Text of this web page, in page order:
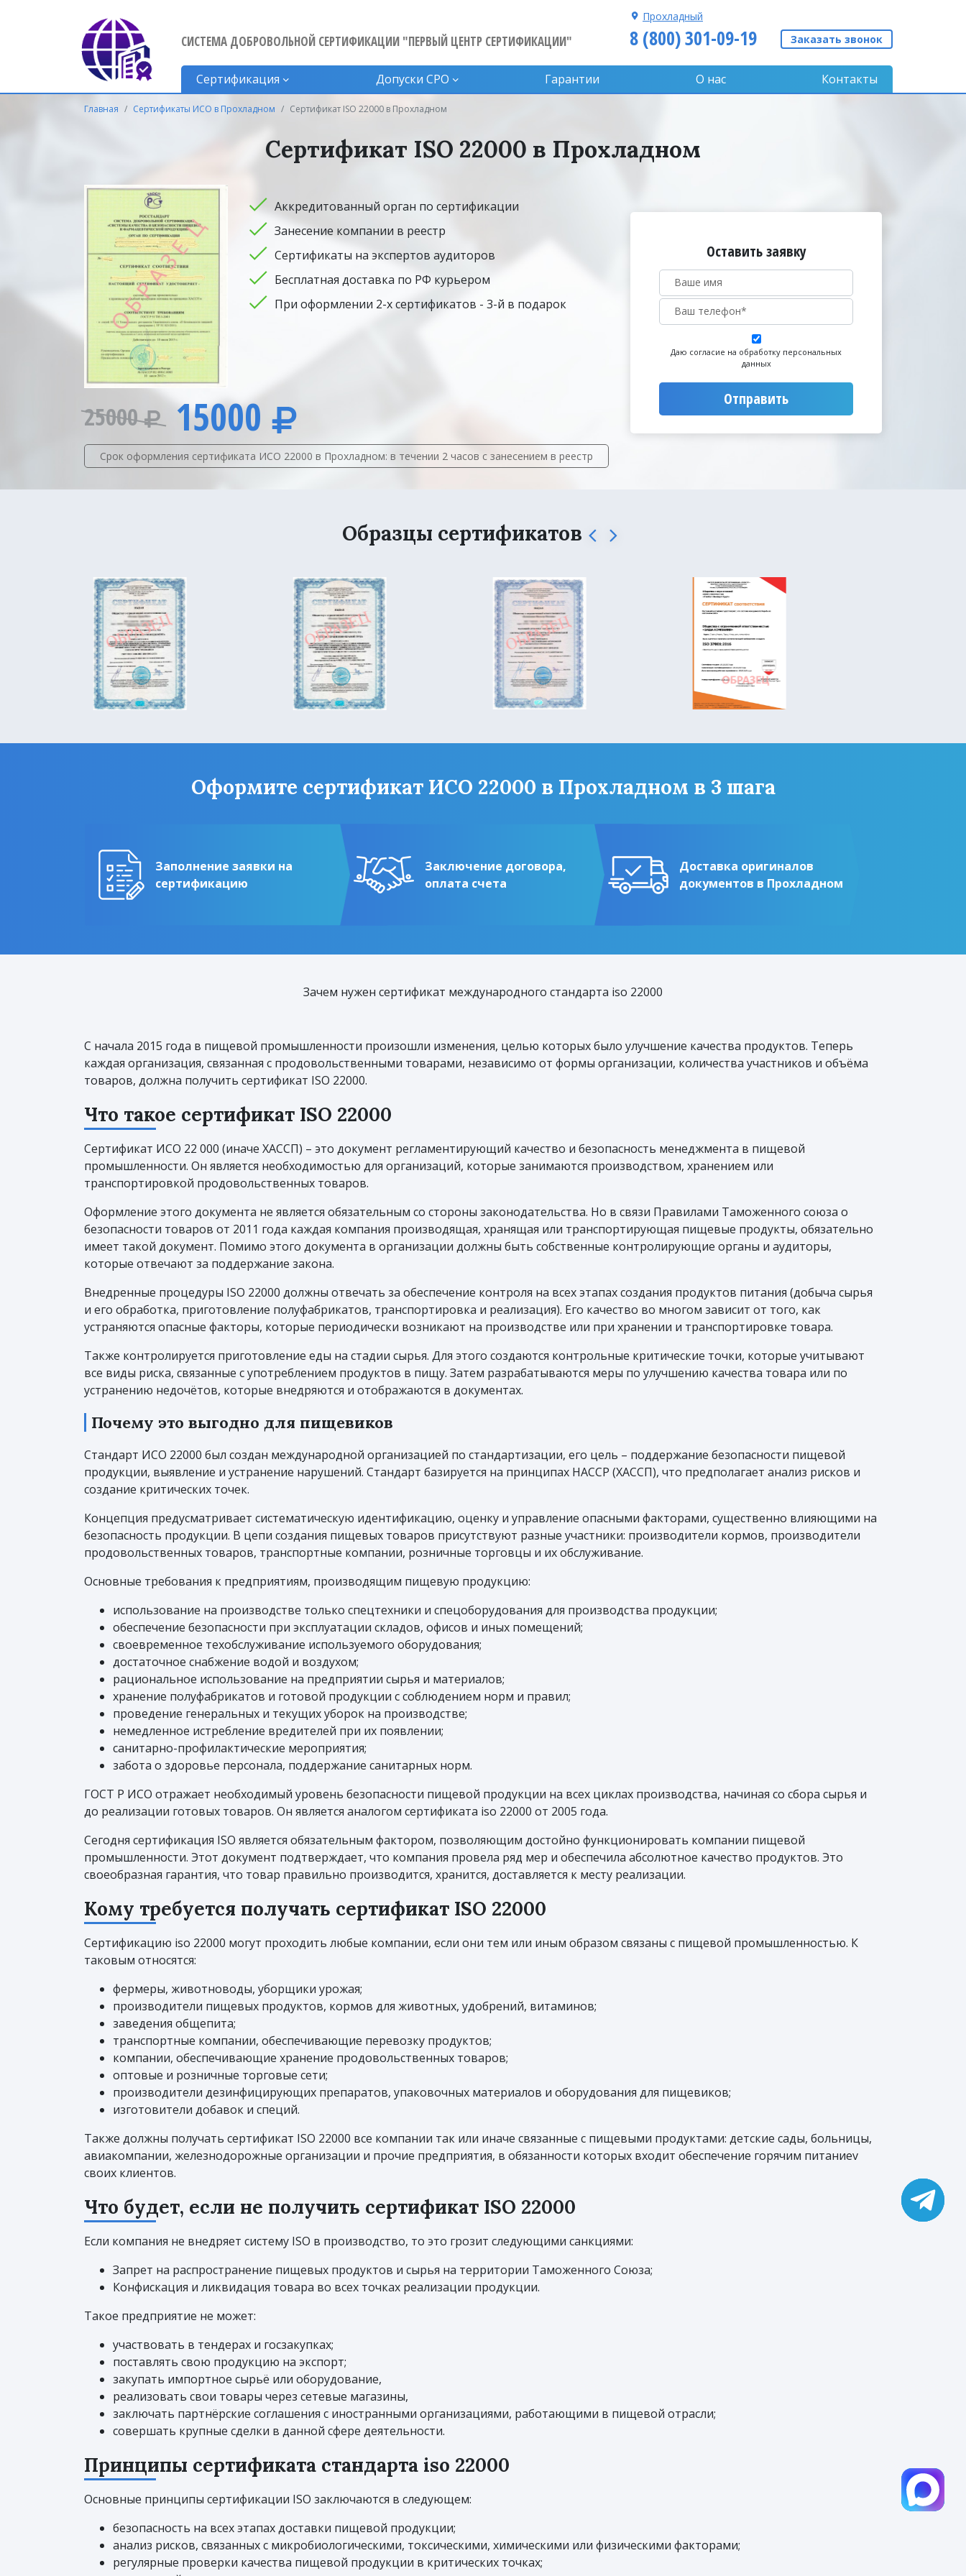
СИСТЕМА ДОБРОВОЛЬНОЙ СЕРТИФИКАЦИИ "ПЕРВЫЙ ЦЕНТР СЕРТИФИКАЦИИ"
Прохладный
8 (800) 301-09-19 Заказать звонок
Сертификация Допуски CPO Гарантии О нас Контакты
Главная Сертификаты ИСО в Прохладном Сертификат ISO 22000 в Прохладном
Сертификат ISO 22000 в Прохладном
Аккредитованный орган по сертификации
Занесение компании в реестр
Сертификаты на экспертов аудиторов
Бесплатная доставка по РФ курьером
При оформлении 2-х сертификатов - 3-й в подарок
25000 15000
Срок оформления сертификата ИСО 22000 в Прохладном: в течении 2 часов с занесением в реестр
Оставить заявку
Даю согласие на обработку персональных
данных
Отправить
Образцы сертификатов
Оформите сертификат ИСО 22000 в Прохладном в 3 шага
Заполнение заявки на
сертификацию
Заключение договора,
оплата счета
Доставка оригиналов
документов в Прохладном
Зачем нужен сертификат международного стандарта iso 22000
С начала 2015 года в пищевой промышленности произошли изменения, целью которых было улучшение качества продуктов. Теперь
каждая организация, связанная с продовольственными товарами, независимо от формы организации, количества участников и объёма
товаров, должна получить сертификат ISO 22000.
Что такое сертификат ISO 22000
Сертификат ИСО 22 000 (иначе ХАССП) – это документ регламентирующий качество и безопасность менеджмента в пищевой
промышленности. Он является необходимостью для организаций, которые занимаются производством, хранением или
транспортировкой продовольственных товаров.
Оформление этого документа не является обязательным со стороны законодательства. Но в связи Правилами Таможенного союза о
безопасности товаров от 2011 года каждая компания производящая, хранящая или транспортирующая пищевые продукты, обязательно
имеет такой документ. Помимо этого документа в организации должны быть собственные контролирующие органы и аудиторы,
которые отвечают за поддержание закона.
Внедренные процедуры ISO 22000 должны отвечать за обеспечение контроля на всех этапах создания продуктов питания (добыча сырья
и его обработка, приготовление полуфабрикатов, транспортировка и реализация). Его качество во многом зависит от того, как
устраняются опасные факторы, которые периодически возникают на производстве или при хранении и транспортировке товара.
Также контролируется приготовление еды на стадии сырья. Для этого создаются контрольные критические точки, которые учитывают
все виды риска, связанные с употреблением продуктов в пищу. Затем разрабатываются меры по улучшению качества товара или по
устранению недочётов, которые внедряются и отображаются в документах.
Почему это выгодно для пищевиков
Стандарт ИСО 22000 был создан международной организацией по стандартизации, его цель – поддержание безопасности пищевой
продукции, выявление и устранение нарушений. Стандарт базируется на принципах HACCP (ХАССП), что предполагает анализ рисков и
создание критических точек.
Концепция предусматривает систематическую идентификацию, оценку и управление опасными факторами, существенно влияющими на
безопасность продукции. В цепи создания пищевых товаров присутствуют разные участники: производители кормов, производители
продовольственных товаров, транспортные компании, розничные торговцы и их обслуживание.
Основные требования к предприятиям, производящим пищевую продукцию:
использование на производстве только спецтехники и спецоборудования для производства продукции;
обеспечение безопасности при эксплуатации складов, офисов и иных помещений;
своевременное техобслуживание используемого оборудования;
достаточное снабжение водой и воздухом;
рациональное использование на предприятии сырья и материалов;
хранение полуфабрикатов и готовой продукции с соблюдением норм и правил;
проведение генеральных и текущих уборок на производстве;
немедленное истребление вредителей при их появлении;
санитарно-профилактические мероприятия;
забота о здоровье персонала, поддержание санитарных норм.
ГОСТ Р ИСО отражает необходимый уровень безопасности пищевой продукции на всех циклах производства, начиная со сбора сырья и
до реализации готовых товаров. Он является аналогом сертификата iso 22000 от 2005 года.
Сегодня сертификация ISO является обязательным фактором, позволяющим достойно функционировать компании пищевой
промышленности. Этот документ подтверждает, что компания провела ряд мер и обеспечила абсолютное качество продуктов. Это
своеобразная гарантия, что товар правильно производится, хранится, доставляется к месту реализации.
Кому требуется получать сертификат ISO 22000
Сертификацию iso 22000 могут проходить любые компании, если они тем или иным образом связаны с пищевой промышленностью. К
таковым относятся:
фермеры, животноводы, уборщики урожая;
производители пищевых продуктов, кормов для животных, удобрений, витаминов;
заведения общепита;
транспортные компании, обеспечивающие перевозку продуктов;
компании, обеспечивающие хранение продовольственных товаров;
оптовые и розничные торговые сети;
производители дезинфицирующих препаратов, упаковочных материалов и оборудования для пищевиков;
изготовители добавок и специй.
Также должны получать сертификат ISO 22000 все компании так или иначе связанные с пищевыми продуктами: детские сады, больницы,
авиакомпании, железнодорожные организации и прочие предприятия, в обязанности которых входит обеспечение горячим питаниеv
своих клиентов.
Что будет, если не получить сертификат ISO 22000
Если компания не внедряет систему ISO в производство, то это грозит следующими санкциями:
Запрет на распространение пищевых продуктов и сырья на территории Таможенного Союза;
Конфискация и ликвидация товара во всех точках реализации продукции.
Такое предприятие не может:
участвовать в тендерах и госзакупках;
поставлять свою продукцию на экспорт;
закупать импортное сырьё или оборудование,
реализовать свои товары через сетевые магазины,
заключать партнёрские соглашения с иностранными организациями, работающими в пищевой отрасли;
совершать крупные сделки в данной сфере деятельности.
Принципы сертификата стандарта iso 22000
Основные принципы сертификации ISO заключаются в следующем:
безопасность на всех этапах доставки пищевой продукции;
анализ рисков, связанных с микробиологическими, токсическими, химическими или физическими факторами;
регулярные проверки качества пищевой продукции в критических точках;